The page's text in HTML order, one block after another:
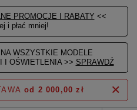
PROMOCJE I RABATY <<
i płać mniej!
WSZYSTKIE MODELE
I OŚWIETLENIA >> SPRAWDŹ
od 2 000,00 zł